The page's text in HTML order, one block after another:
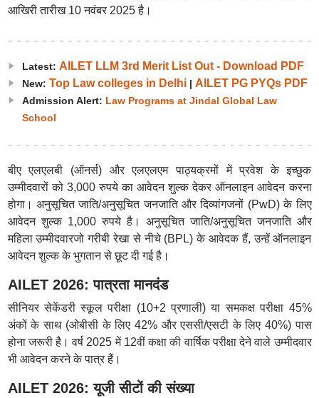
आखिरी तारीख 10 नवंबर 2025 है।
Latest: AILET LLM 3rd Merit List Out - Download PDF
New: Top Law colleges in Delhi| AILET PG PYQs PDF
Admission Alert: Law Programs at Jindal Global Law
School
बीए एलएलबी (ऑनर्स) और एलएलएम पाठ्यक्रमों में प्रवेश के इच्छुक
उम्मीदवारों को 3,000 रुपये का आवेदन शुल्क देकर ऑनलाइन आवेदन करना
होगा। अनुसूचित जाति/अनुसूचित जनजाति और दिव्यांगजनों (PwD) के लिए
आवेदन शुल्क 1,000 रुपये है। अनुसूचित जाति/अनुसूचित जनजाति और
महिला उम्मीदवारजो गरीबी रेखा से नीचे (BPL) के आवेदक हैं, उन्हें ऑनलाइन
आवेदन शुल्क के भुगतान से छूट दी गई है।
AILET 2026: पात्रता मानदंड
सीनियर सेकेंडरी स्कूल परीक्षा (10+2 प्रणाली) या समकक्ष परीक्षा 45%
अंकों के साथ (ओबीसी के लिए 42% और एससी/एसटी के लिए 40%) पास
होना जरूरी है। वर्ष 2025 में 12वीं कक्षा की वार्षिक परीक्षा देने वाले उम्मीदवार
भी आवेदन करने के पात्र हैं।
AILET 2026: यूजी सीटों की संख्या